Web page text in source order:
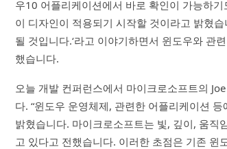
우10 어플리케이션에서 바로 확인이 가능하
이 디자인이 적용되기 시작할 것이라고 밝혔
될 것입니다.‘라고 이야기하면서 윈도우와 관
했습니다.
오늘 개발 컨퍼런스에서 마이크로소프트의
다. “윈도우 운영체제, 관련한 어플리케이션
밝혔습니다. 마이크로소프트는 빛, 깊이, 움
고 있다고 전했습니다. 이러한 초점은 기존